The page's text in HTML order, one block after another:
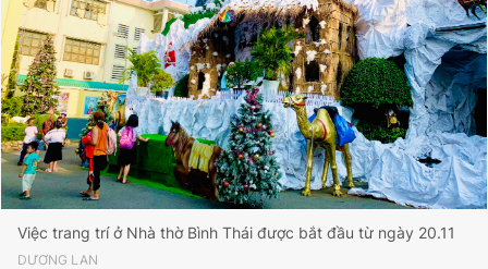
Việc trang trí ở Nhà thờ Bình Thái được bắt đầu từ ngày 20.11
DƯƠNG LAN